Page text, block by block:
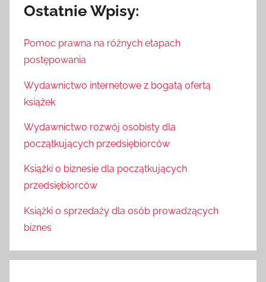
Ostatnie Wpisy:
Pomoc prawna na różnych etapach
postępowania
Wydawnictwo internetowe z bogatą ofertą
książek
Wydawnictwo rozwój osobisty dla
początkujących przedsiębiorców
Książki o biznesie dla początkujących
przedsiębiorców
Książki o sprzedaży dla osób prowadzących
biznes